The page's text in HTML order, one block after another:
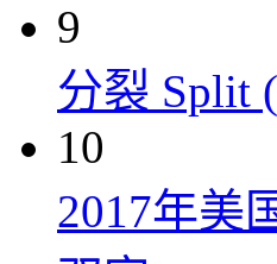
9
分裂 Split
10
2017年美